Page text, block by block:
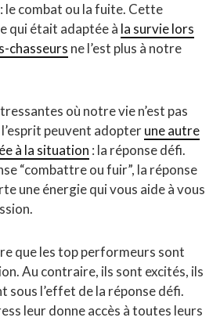
: le combat ou la fuite. Cette
qui était adaptée à la survie lors
chasseurs ne l’est plus à notre
où notre vie n’est pas
peuvent adopterune autre
à la situation : la réponse défi.
“combattre ou fuir”, la réponse
une énergie qui vous aide à vous
que les top performeurs sont
Au contraire, ils sont excités, ils
sous l’effet de la réponse défi.
leur donne accès à toutes leurs